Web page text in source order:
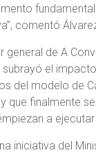
comentó
de A
subrayó el
del modelo de
que finalmente
a ejecutar
iniciativa del